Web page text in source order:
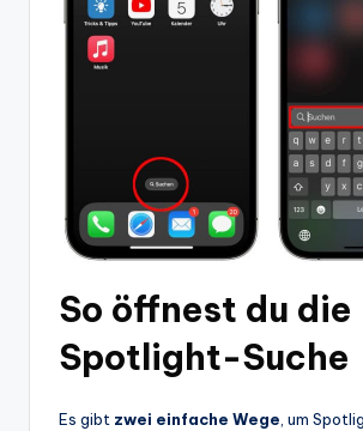
So öffnest du die
Spotlight-Suche
Es gibt zwei einfache Wege, um